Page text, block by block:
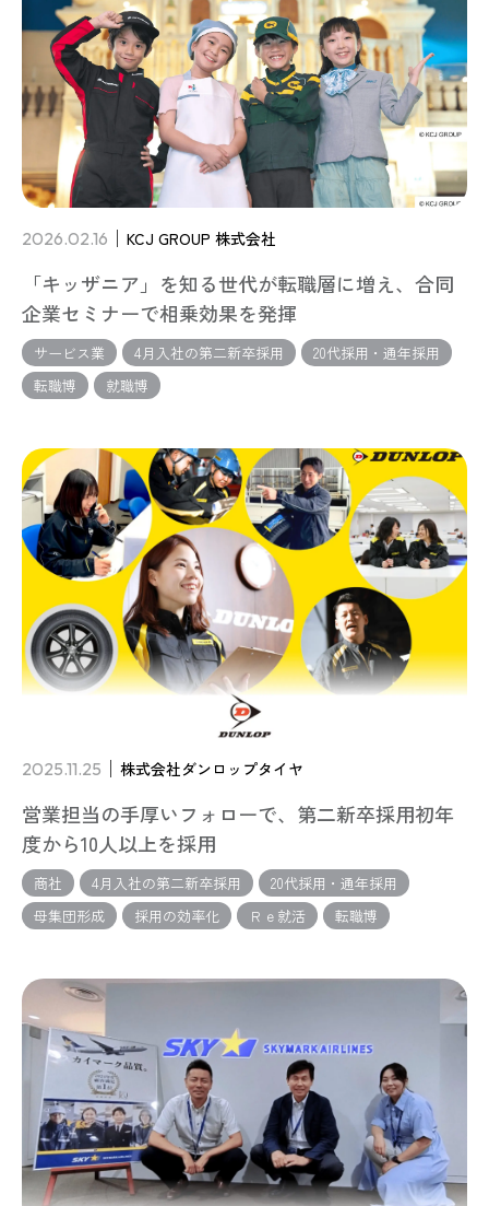
2026.02.16 KCJ GROUP 株式会社
「キッザニア」を知る世代が転職層に増え、合同
企業セミナーで相乗効果を発揮
サービス業 4月入社の第二新卒採用
20代採用・通年採用
転職博
就職博
2025.11.25 株式会社ダンロップタイヤ
営業担当の手厚いフォローで、第二新卒採用初年
度から10人以上を採用
商社 4月入社の第二新卒採用
20代採用・通年採用
母集団形成
採用の効率化 Ｒｅ就活 転職博